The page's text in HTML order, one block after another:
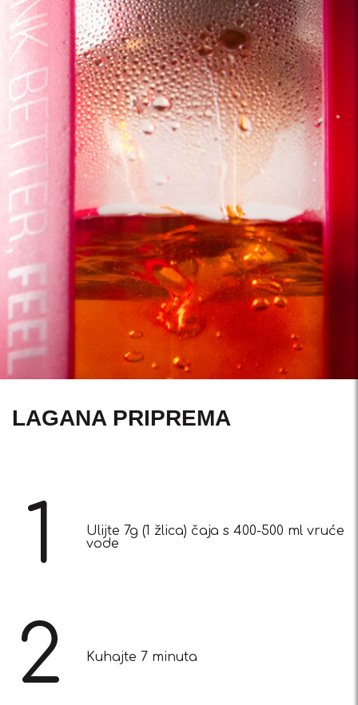
LAGANA PRIPREMA
1
Ulijte 7g (1 žlica) čaja s 400-500 ml vruće
vode
2 Kuhajte 7 minuta